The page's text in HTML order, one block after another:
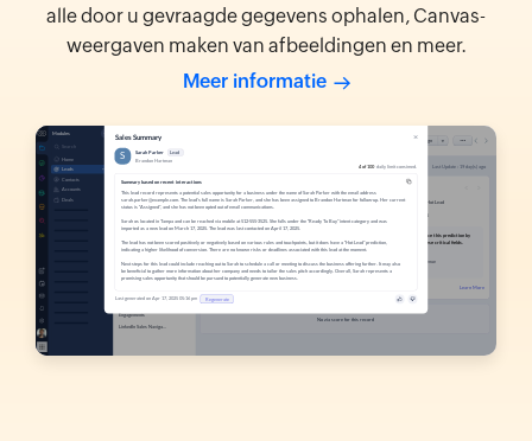
alle door u gevraagde gegevens ophalen, Canvas-
weergaven maken van afbeeldingen en meer.
Meer informatie